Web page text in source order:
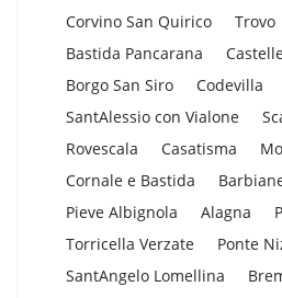
Corvino San Quirico
Trovo
Bastida Pancarana
Borgo San Siro
Codevilla
SantAlessio con Vialone
Rovescala
Casatisma
Cornale e Bastida
Pieve Albignola
Alagna
Torricella Verzate
Ponte
SantAngelo Lomellina